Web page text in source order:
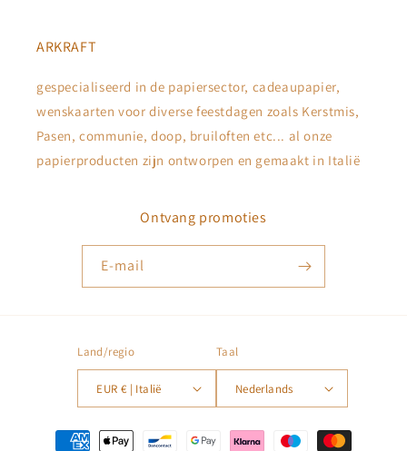
ARKRAFT
gespecialiseerd in de papiersector, cadeaupapier,
wenskaarten voor diverse feestdagen zoals Kerstmis,
Pasen, communie, doop, bruiloften etc... al onze
papierproducten zijn ontworpen en gemaakt in Italië
Ontvang promoties
E‑mail
Land/regio
EUR € | Italië
Taal
Nederlands
Betaalmethoden